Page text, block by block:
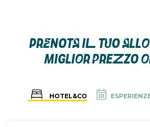
PRENOTA IL TUO
MIGLIOR PREZZO
HOTEL&CO